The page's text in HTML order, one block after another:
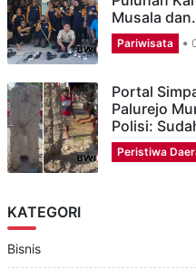
CSR Aston
Puluhan
Pariwisata
Portal
Palurejo
KATEGORI